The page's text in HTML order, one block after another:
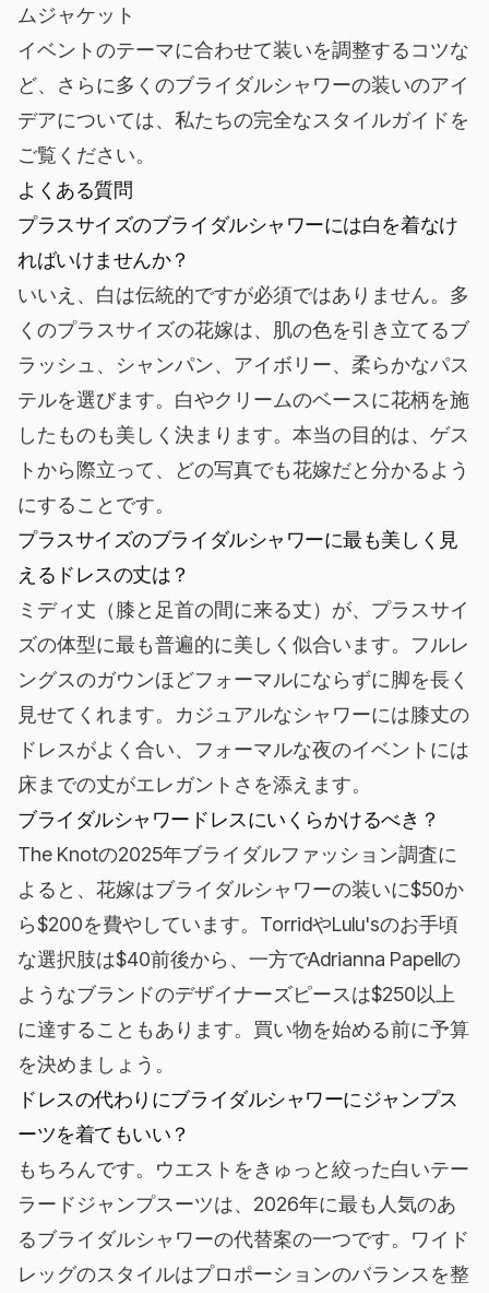
ムジャケット
イベントのテーマに合わせて装いを調整するコツな
ど、さらに多くのブライダルシャワーの装いのアイ
デアについては、私たちの完全なスタイルガイドを
ご覧ください。
よくある質問
プラスサイズのブライダルシャワーには白を着なけ
ればいけませんか？
いいえ、白は伝統的ですが必須ではありません。多
くのプラスサイズの花嫁は、肌の色を引き立てるブ
ラッシュ、シャンパン、アイボリー、柔らかなパス
テルを選びます。白やクリームのベースに花柄を施
したものも美しく決まります。本当の目的は、ゲス
トから際立って、どの写真でも花嫁だと分かるよう
にすることです。
プラスサイズのブライダルシャワーに最も美しく見
えるドレスの丈は？
ミディ丈（膝と足首の間に来る丈）が、プラスサイ
ズの体型に最も普遍的に美しく似合います。フルレ
ングスのガウンほどフォーマルにならずに脚を長く
見せてくれます。カジュアルなシャワーには膝丈の
ドレスがよく合い、フォーマルな夜のイベントには
床までの丈がエレガントさを添えます。
ブライダルシャワードレスにいくらかけるべき？
The Knotの2025年ブライダルファッション調査に
よると、花嫁はブライダルシャワーの装いに$50か
ら$200を費やしています。TorridやLulu'sのお手頃
な選択肢は$40前後から、一方でAdrianna Papellの
ようなブランドのデザイナーズピースは$250以上
に達することもあります。買い物を始める前に予算
を決めましょう。
ドレスの代わりにブライダルシャワーにジャンプス
ーツを着てもいい？
もちろんです。ウエストをきゅっと絞った白いテー
ラードジャンプスーツは、2026年に最も人気のあ
るブライダルシャワーの代替案の一つです。ワイド
レッグのスタイルはプロポーションのバランスを整